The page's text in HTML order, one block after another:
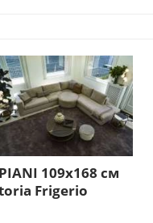
109х168 см
Frigerio